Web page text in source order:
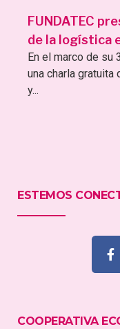
FUNDATEC
de la logística
En el marco de su
una charla gratuita
y...
ESTEMOS
COOPERATIVA